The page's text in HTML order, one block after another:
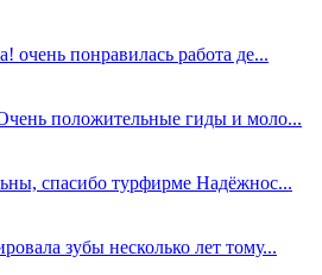
очень понравилась работа де...
положительные гиды и моло...
спасибо турфирме Надёжнос...
зубы несколько лет тому...